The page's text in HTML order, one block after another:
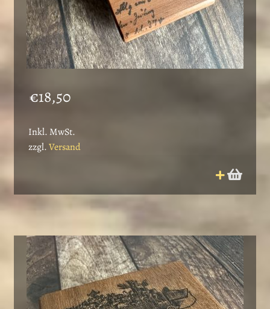
€18,50
Inkl. MwSt.
zzgl.Versand